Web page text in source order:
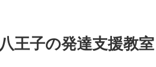
王子の発達支援教室